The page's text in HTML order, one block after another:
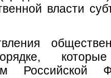
власти
которые
Российской